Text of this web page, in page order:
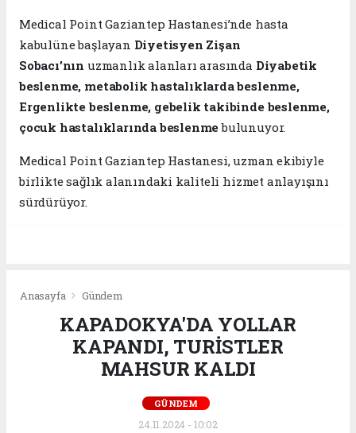
Medical Point Gaziantep Hastanesi’nde hasta
kabulüne başlayan Diyetisyen Zişan
Sobacı’nın uzmanlık alanları arasında Diyabetik
beslenme, metabolik hastalıklarda beslenme,
Ergenlikte beslenme, gebelik takibinde beslenme,
çocuk hastalıklarında beslenmebulunuyor.
Medical Point Gaziantep Hastanesi, uzman ekibiyle
birlikte sağlık alanındaki kaliteli hizmet anlayışını
sürdürüyor.
Anasayfa Gündem
KAPADOKYA'DA YOLLAR
KAPANDI, TURİSTLER
MAHSUR KALDI
GÜNDEM
24.11.2024 - 10:02